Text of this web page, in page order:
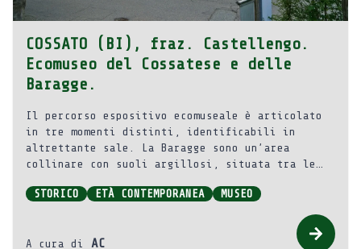
COSSATO (BI), fraz. Castellengo.
Ecomuseo del Cossatese e delle
Baragge.
Il percorso espositivo ecomuseale è articolato
in tre momenti distinti, identificabili in
altrettante sale. La Baragge sono un’area
collinare con suoli argillosi, situata tra le
caratterizzate da vaste praterie, brughiere
savana. La parola “baragge” è legata alla radice
STORICO ETÀ CONTEMPORANEA MUSEO
A cura di AC